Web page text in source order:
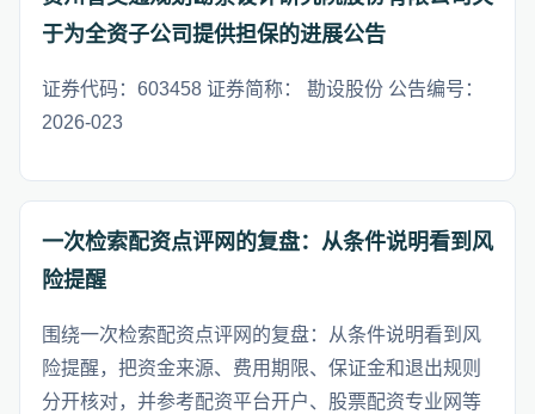
于为全资子公司提供担保的进展公告
证券代码：603458 证券简称： 勘设股份 公告编号：
2026-023
一次检索配资点评网的复盘：从条件说明看到风
险提醒
围绕一次检索配资点评网的复盘：从条件说明看到风
险提醒，把资金来源、费用期限、保证金和退出规则
分开核对，并参考配资平台开户、股票配资专业网等